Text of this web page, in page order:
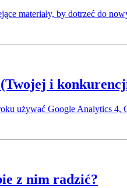
materiały, by dotrzeć do
i
używać Google Analytics 4,
z nim radzić?